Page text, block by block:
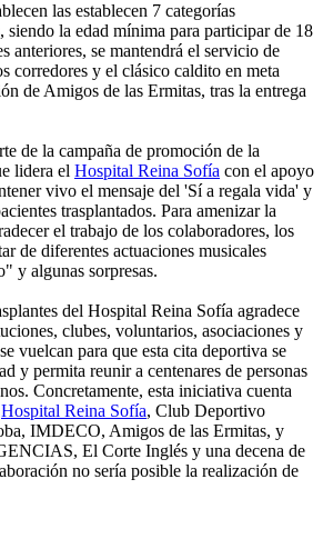
las establecen 7 categorías
siendo la edad mínima para participar de 18
anteriores, se mantendrá el servicio de
corredores y el clásico caldito en meta
de Amigos de las Ermitas, tras la entrega
de la campaña de promoción de la
lidera el Hospital Reina Sofía con el apoyo
vivo el mensaje del 'Sí a regala vida' y
trasplantados. Para amenizar la
el trabajo de los colaboradores, los
de diferentes actuaciones musicales
y algunas sorpresas.
del Hospital Reina Sofía agradece
clubes, voluntarios, asociaciones y
vuelcan para que esta cita deportiva se
y permita reunir a centenares de personas
Concretamente, esta iniciativa cuenta
Hospital Reina Sofía, Club Deportivo
IMDECO, Amigos de las Ermitas, y
El Corte Inglés y una decena de
no sería posible la realización de